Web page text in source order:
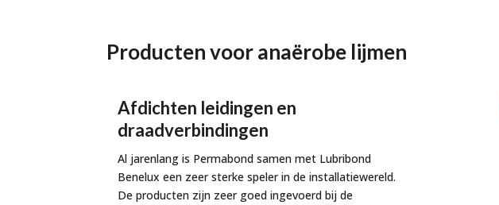
Producten voor anaërobe lijmen
Afdichten leidingen en
draadverbindingen
Al jarenlang is Permabond samen met Lubribond
Benelux een zeer sterke speler in de installatiewereld.
De producten zijn zeer goed ingevoerd bij de